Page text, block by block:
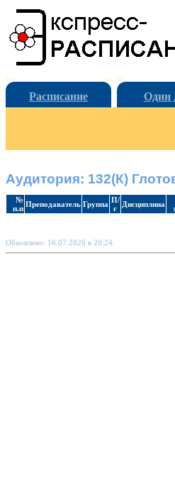
Расписание Один
Аудитория: 132(К)
№
п.п Преподаватель Группа П/
г
Дисциплина
Обновлено: 16.07.2026 в 20:24.